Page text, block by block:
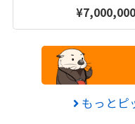
¥7,000,000
もっとピ